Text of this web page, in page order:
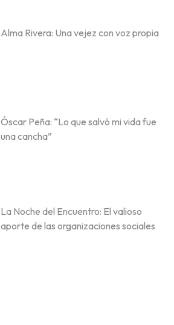
Alma Rivera: Una vejez con voz propia
Óscar Peña: “Lo que salvó mi vida fue
una cancha”
La Noche del Encuentro: El valioso
aporte de las organizaciones sociales